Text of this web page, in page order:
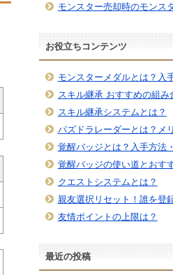
モンスター売却時のモンス
お役立ちコンテンツ
モンスターメダルとは？入
スキル継承 おすすめの組み
スキル継承システムとは？
パズドラレーダーとは？メ
覚醒バッジとは？入手方法
覚醒バッジの使い道とおす
クエストシステムとは？
親友選択リセット！誰を登
友情ポイントの上限は？
最近の投稿